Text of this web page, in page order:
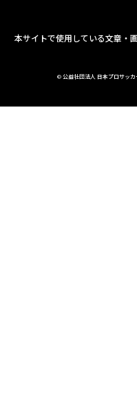
本サイトで使用している文章・
© 公益社団法人 日本プロサッカ